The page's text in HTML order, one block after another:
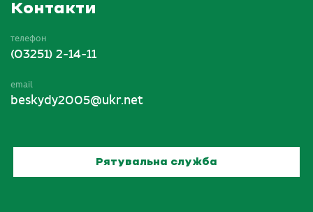
Контакти
телефон
(03251) 2-14-11
email
beskydy2005@ukr.net
Рятувальна служба